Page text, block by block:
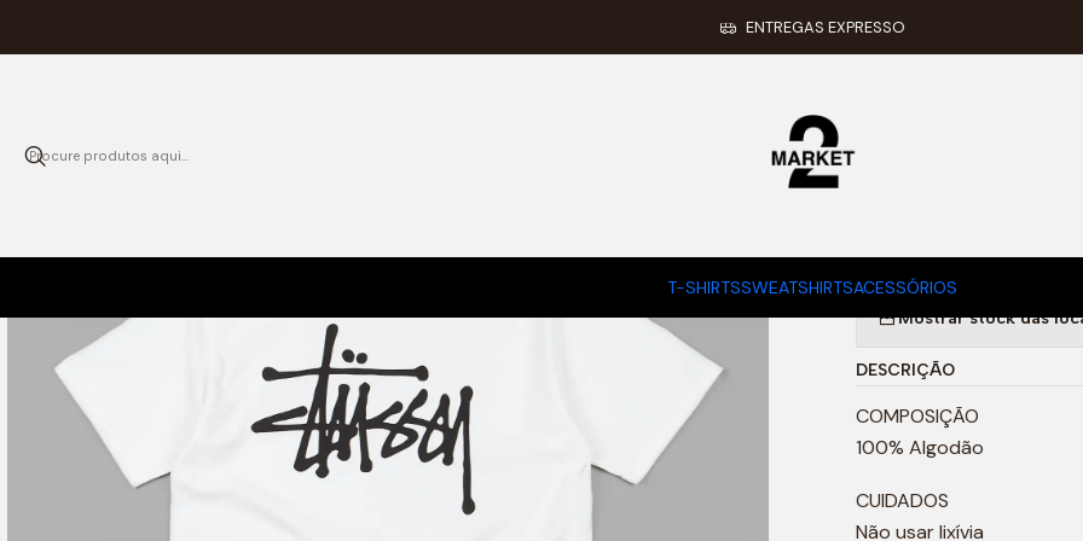
T-SHIRTSSWEATSHIRTSACESSÓRIOS
ENTREGAS EXPRESSO
Início BASIC TEE (white)
Mostrar stock das
DESCRIÇÃO
COMPOSIÇÃO
100% Algodão
CUIDADOS
Não usar lixívia